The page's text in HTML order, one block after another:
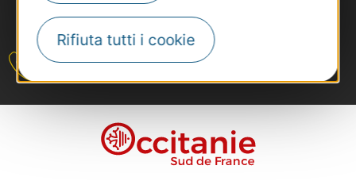
Rifiuta tutti i cookie
#VoyageOccitanie
Contattateci